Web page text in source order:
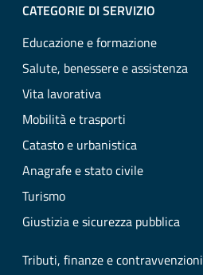
CATEGORIE DI SERVIZIO
Educazione e formazione
Salute, benessere e assistenza
Vita lavorativa
Mobilità e trasporti
Catasto e urbanistica
Anagrafe e stato civile
Turismo
Giustizia e sicurezza pubblica
Tributi, finanze e contravvenzioni